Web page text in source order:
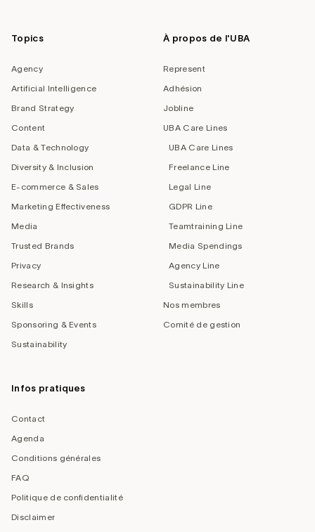
Topics
Agency
Artificial Intelligence
Brand Strategy
Content
Data & Technology
Diversity & Inclusion
E-commerce & Sales
Marketing Effectiveness
Media
Trusted Brands
Privacy
Research & Insights
Skills
Sponsoring & Events
Sustainability
À propos de l'UBA
Represent
Adhésion
Jobline
UBA Care Lines
UBA Care Lines
Freelance Line
Legal Line
GDPR Line
Teamtraining Line
Media Spendings
Agency Line
Sustainability Line
Nos membres
Comité de gestion
Infos pratiques
Contact
Agenda
Conditions générales
FAQ
Politique de confidentialité
Disclaimer